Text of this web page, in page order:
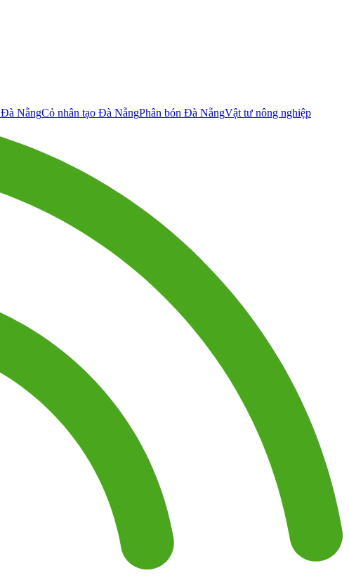
NẵngCỏ nhân tạo Đà NẵngPhân bón Đà NẵngVật tư nông nghiệp